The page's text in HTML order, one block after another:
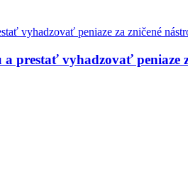
prestať vyhadzovať peniaze